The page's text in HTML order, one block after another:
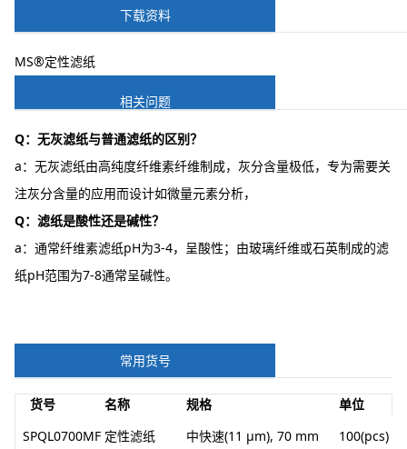
下载资料
MS®定性滤纸
相关问题
Q：无灰滤纸与普通滤纸的区别？
a：无灰滤纸由高纯度纤维素纤维制成，灰分含量极低，专为需要关
注灰分含量的应用而设计如微量元素分析，
Q：滤纸是酸性还是碱性？
a：通常纤维素滤纸pH为3-4，呈酸性；由玻璃纤维或石英制成的滤
纸pH范围为7-8通常呈碱性。
常用货号
货号 名称 规格
单位
SPQL0700MF 定性滤纸 中快速(11 μm), 70 mm 100(pcs)